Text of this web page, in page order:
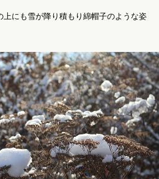
にも雪が降り積もり綿帽子のような姿